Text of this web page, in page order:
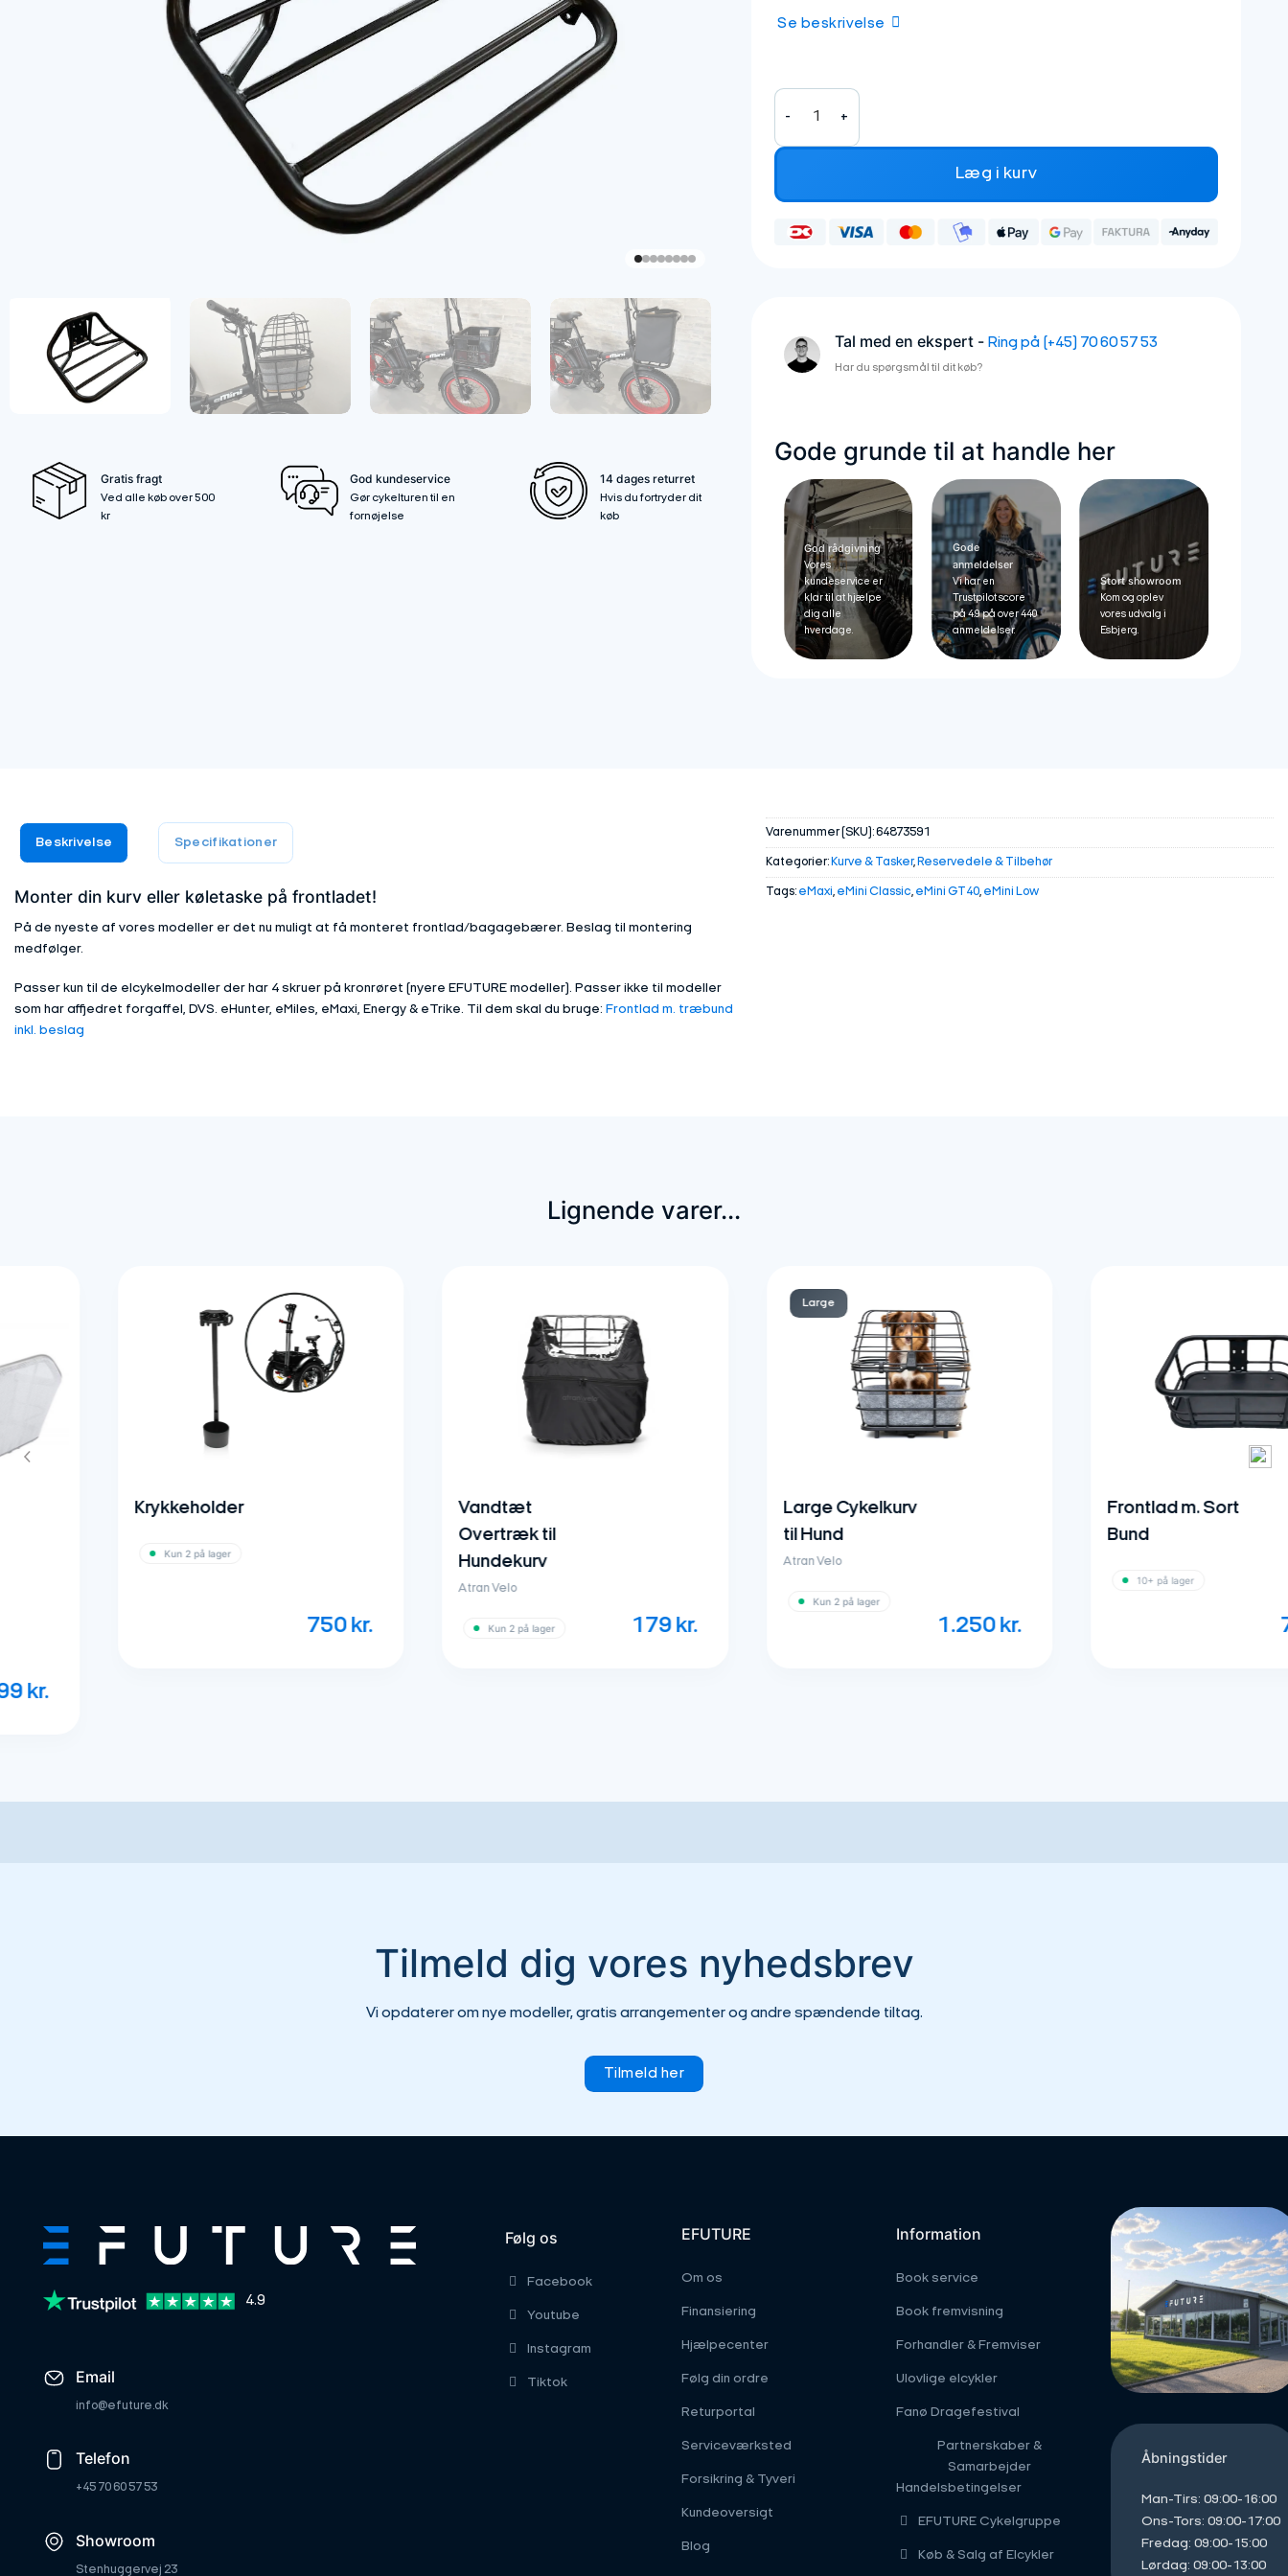
Gratis fragt
Ved alle køb over 500
kr
God kundeservice
Gør cykelturen til en
fornøjelse
14 dages returret
Hvis du fortryder dit
køb
Se beskrivelse
Frontlad inkl. beslag antal
Læg i kurv
Tal med en ekspert -Ring på (+45) 70 60 57 53
Har du spørgsmål til dit køb?
Gode grunde til at handle her
God rådgivning
Vores
kundeservice er
klar til at hjælpe
dig alle
hverdage.
Gode
anmeldelser
Vi har en
Trustpilot score
på 4.9 på over 440
anmeldelser.
Stort showroom
Kom og oplev
vores udvalg i
Esbjerg.
Beskrivelse Specifikationer
Monter din kurv eller køletaske på frontladet!
På de nyeste af vores modeller er det nu muligt at få monteret frontlad/bagagebærer. Beslag til montering
medfølger.
Passer kun til de elcykelmodeller der har 4 skruer på kronrøret (nyere EFUTURE modeller). Passer ikke til modeller
som har affjedret forgaffel, DVS. eHunter, eMiles, eMaxi, Energy & eTrike. Til dem skal du bruge: Frontlad m. træbund
inkl. beslag
Varenummer (SKU):64873591
Kategorier: Kurve & Tasker, Reservedele & Tilbehør
Tags: eMaxi, eMini Classic, eMini GT40, eMini Low
Lignende varer...
Krykkeholder
179
Large Cykelkurv
Frontlad m. Sort
Tilmeld dig vores nyhedsbrev
Vi opdaterer om nye modeller, gratis arrangementer og andre spændende tiltag.
Tilmeld her
4.9
Email
info@efuture.dk
Telefon
+45 70 60 57 53
Showroom
Stenhuggervej 23
Følg os
Facebook
Youtube
Instagram
Tiktok
EFUTURE
Om os
Finansiering
Hjælpecenter
Følg din ordre
Returportal
Serviceværksted
Forsikring & Tyveri
Kundeoversigt
Blog
Information
Book service
Book fremvisning
Forhandler & Fremviser
Ulovlige elcykler
Fanø Dragefestival
Partnerskaber &
Samarbejder
Handelsbetingelser
EFUTURE Cykelgruppe
Køb & Salg af Elcykler
Åbningstider
Man-Tirs: 09:00-16:00
Ons-Tors: 09:00-17:00
Fredag: 09:00-15:00
Lørdag: 09:00-13:00